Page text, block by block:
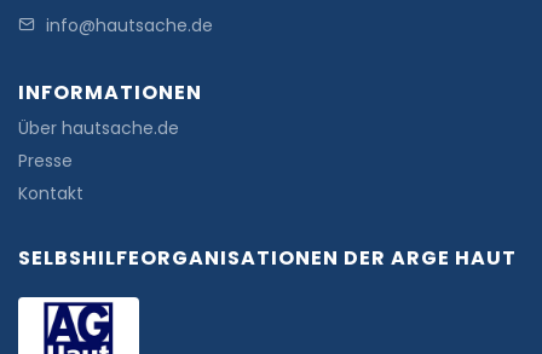
info@hautsache.de
INFORMATIONEN
Über hautsache.de
Presse
Kontakt
SELBSHILFEORGANISATIONEN DER ARGE HAUT